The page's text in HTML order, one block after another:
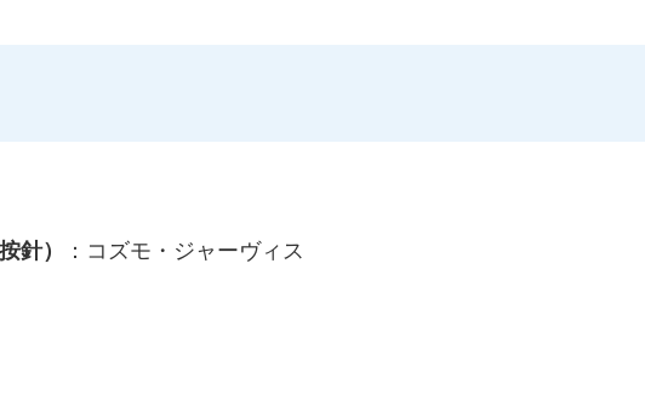
針）
：コズモ・ジャーヴィス